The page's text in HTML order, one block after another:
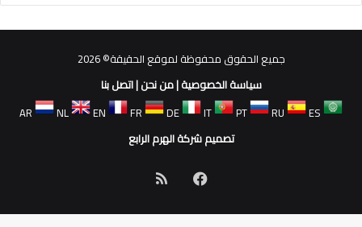
جميع الحقوق محفوظة لموقع الحقيقة© 2026
سياسة الخصوصية|من نحن|اتصل بنا
AR
NL EN FR DE IT PT RU
ES
تصميم شركة الهرم الرابع
فيسبوك
الموقع